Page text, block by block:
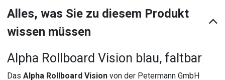
Alles, was Sie zu diesem Produkt
wissen müssen
Alpha Rollboard Vision blau, faltbar
DasAlpha Rollboard Vision von der Petermann GmbH